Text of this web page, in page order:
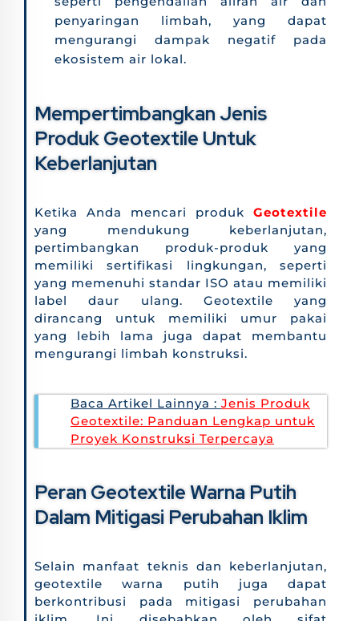
penyaringan limbah, yang dapat
mengurangi dampak negatif pada
ekosistem air lokal.
Mempertimbangkan Jenis
Produk Geotextile Untuk
Keberlanjutan
Ketika Anda mencari produk Geotextile
yang mendukung keberlanjutan,
pertimbangkan produk-produk yang
memiliki sertifikasi lingkungan, seperti
yang memenuhi standar ISO atau memiliki
label daur ulang. Geotextile yang
dirancang untuk memiliki umur pakai
yang lebih lama juga dapat membantu
mengurangi limbah konstruksi.
Baca Artikel Lainnya : Jenis Produk
Geotextile: Panduan Lengkap untuk
Proyek Konstruksi Terpercaya
Peran Geotextile Warna Putih
Dalam Mitigasi Perubahan Iklim
Selain manfaat teknis dan keberlanjutan,
geotextile warna putih juga dapat
berkontribusi pada mitigasi perubahan